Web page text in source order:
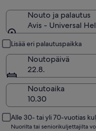
Nouto ja palautus
Avis - Universal
Lisää eri palautuspaikka
Noutopäivä
22.8.
Noutoaika
Alle 30- tai yli 70-vuotias
Nuorilta tai seniorikuljettajilta